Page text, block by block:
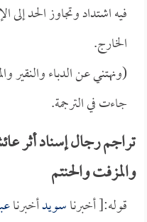
فيه اشتداد وتجاوز الحد
الخارج.
(ونهتني عن الدباء والنقير
جاءت في الترجمة.
تراجم رجال إسناد أثر
والمزفت والحنتم
قوله:[ أخبرناسويدأخبرنا